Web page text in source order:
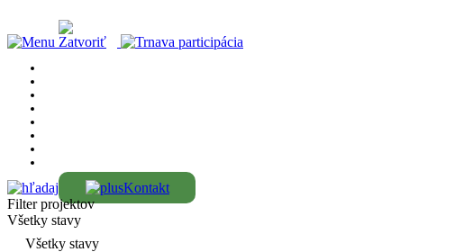
Kontakt
Filter projektov
Všetky stavy
Všetky stavy